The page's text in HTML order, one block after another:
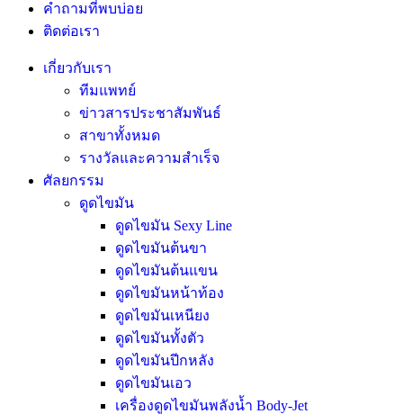
คำถามที่พบบ่อย
ติดต่อเรา
เกี่ยวกับเรา
ทีมแพทย์
ข่าวสารประชาสัมพันธ์
สาขาทั้งหมด
รางวัลและความสำเร็จ
ศัลยกรรม
ดูดไขมัน
ดูดไขมัน Sexy Line
ดูดไขมันต้นขา
ดูดไขมันต้นแขน
ดูดไขมันหน้าท้อง
ดูดไขมันเหนียง
ดูดไขมันทั้งตัว
ดูดไขมันปีกหลัง
ดูดไขมันเอว
เครื่องดูดไขมันพลังน้ำ Body-Jet